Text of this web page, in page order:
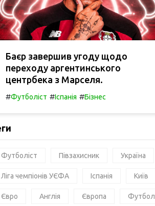
Баєр завершив угоду щодо
переходу аргентинського
центрбека з Марселя.
#Футболіст #Іспанія #Бізнес
Футболіст Півзахисник Україна
Ліга чемпіонів УЄФА Іспанія Київ
Євро Англія Європа Футбол